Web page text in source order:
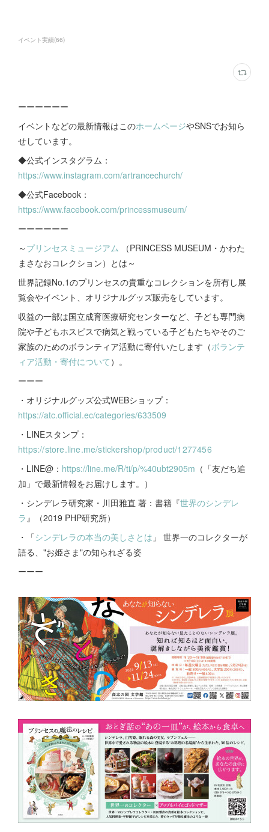
イベント実績(66)
ーーーーーー
イベントなどの最新情報はこのホームページやSNSでお知ら
せしています。
◆公式インスタグラム：
https://www.instagram.com/artrancechurch/
◆公式Facebook：
https://www.facebook.com/princessmuseum/
ーーーーーー
～ プリンセスミュージアム （PRINCESS MUSEUM・かわた
まさなおコレクション）とは～
世界記録No.1のプリンセスの貴重なコレクションを所有し展
覧会やイベント、オリジナルグッズ販売をしています。
収益の一部は国立成育医療研究センターなど、子ども専門病
院や子どもホスピスで病気と戦っている子どもたちやそのご
家族のためのボランティア活動に寄付いたします（ボランテ
ィア活動・寄付について ）。
ーーー
・オリジナルグッズ公式WEBショップ：
https://atc.official.ec/categories/633509
・LINEスタンプ：
https://store.line.me/stickershop/product/1277456
・LINE@： https://line.me/R/ti/p/%40ubt2905m （「友だち追
加」で最新情報をお届けします。）
・シンデレラ研究家・川田雅直 著：書籍『世界のシンデレ
ラ 』（2019 PHP研究所）
・「シンデレラの本当の美しさとは 」 世界一のコレクターが
語る、"お姫さま"の知られざる姿
ーーー